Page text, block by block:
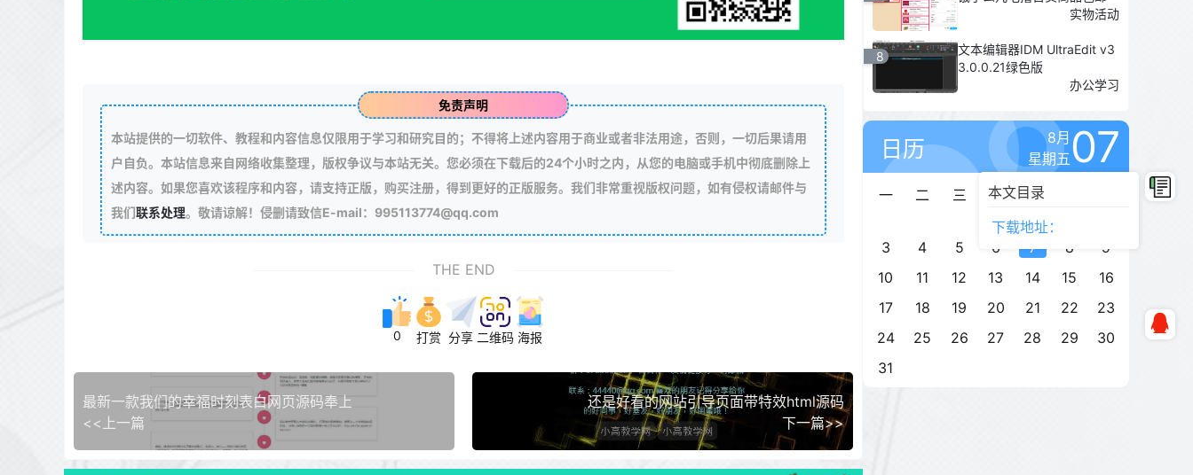
本文目录
下载地址：
免责声明
本站提供的一切软件、教程和内容信息仅限用于学习和研究目的；不得将上述内容用于商业或者非法用途，否则，一切后果请用
户自负。本站信息来自网络收集整理，版权争议与本站无关。您必须在下载后的24个小时之内，从您的电脑或手机中彻底删除上
述内容。如果您喜欢该程序和内容，请支持正版，购买注册，得到更好的正版服务。我们非常重视版权问题，如有侵权请邮件与
我们联系处理。敬请谅解！侵删请致信E-mail：995113774@qq.com
THE END
0 打赏 分享 二维码 海报
最新一款我们的幸福时刻表白网页源码奉上
<<上一篇
还是好看的网站引导页面带特效html源码
下一篇>>
实物活动
8
文本编辑器IDM UltraEdit v3
3.0.0.21绿色版
办公学习
日历
8月
星期五 07
一 二 三 四 五
3
4 5 6 7 8
9
10
11 12 13 14 15
16
17
18 19 20 21 22
23
24
25 26 27 28 29
30
31